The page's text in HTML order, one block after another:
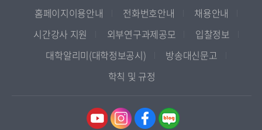
사회과학대학
대구경북지역대학
인천지역대학
광주전남지역대학
울산지역대학
강원지역대학
원격교육혁신연구원
통합인문학연구소
종합교육연수원
진로심리상담
교육정보화본부
OpenVLab
홈페이지이용안내 전화번호안내
채용안내
시간강사 지원
외부연구과제공모
입찰정보
대학알리미(대학정보공시)
방송대신문고
학칙 및 규정